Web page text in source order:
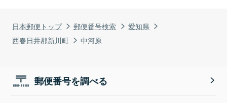
日本郵便トップ 郵便番号検索
愛知県
西春日井郡新川町
中河原
郵便番号を調べる